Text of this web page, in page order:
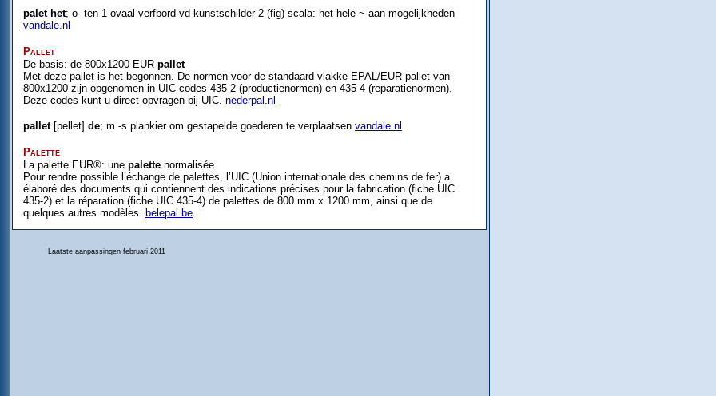
palet het; o -ten 1 ovaal verfbord vd kunstschilder 2 (fig) scala: het hele ~ aan mogelijkheden
vandale.nl
Pallet
De basis: de 800x1200 EUR-pallet
Met deze pallet is het begonnen. De normen voor de standaard vlakke EPAL/EUR-pallet van
800x1200 zijn opgenomen in UIC-codes 435-2 (productienormen) en 435-4 (reparatienormen).
Deze codes kunt u direct opvragen bij UIC. nederpal.nl
pallet[pellet] de; m -s plankier om gestapelde goederen te verplaatsen vandale.nl
Palette
La palette EUR®: une palettenormalisée
Pour rendre possible l’échange de palettes, l’UIC (Union internationale des chemins de fer) a
élaboré des documents qui contiennent des indications précises pour la fabrication (fiche UIC
435-2) et la réparation (fiche UIC 435-4) de palettes de 800 mm x 1200 mm, ainsi que de
quelques autres modèles. belepal.be
Laatste aanpassingen februari 2011